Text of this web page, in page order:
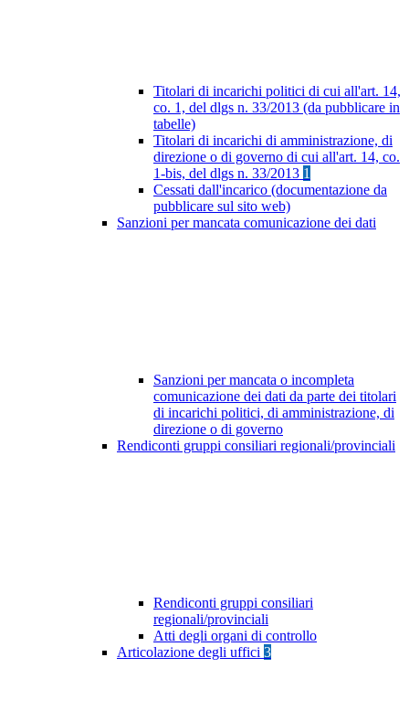
Titolari di incarichi politici di cui all'art. 14,
co. 1, del dlgs n. 33/2013 (da pubblicare in
tabelle)
Titolari di incarichi di amministrazione, di
direzione o di governo di cui all'art. 14, co.
1-bis, del dlgs n. 33/2013 1
Cessati dall'incarico (documentazione da
pubblicare sul sito web)
Sanzioni per mancata comunicazione dei dati
Sanzioni per mancata o incompleta
comunicazione dei dati da parte dei titolari
di incarichi politici, di amministrazione, di
direzione o di governo
Rendiconti gruppi consiliari regionali/provinciali
Rendiconti gruppi consiliari
regionali/provinciali
Atti degli organi di controllo
Articolazione degli uffici 3